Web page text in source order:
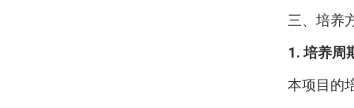
三、培养
1.培养周
本项目的